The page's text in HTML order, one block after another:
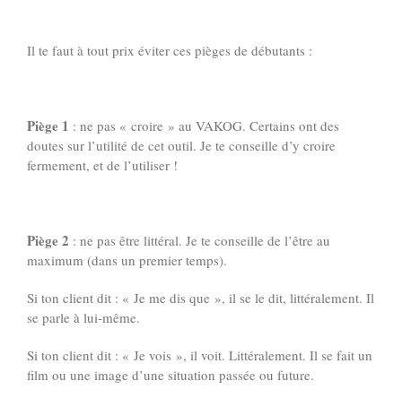
Il te faut à tout prix éviter ces pièges de débutants :
Piège 1 : ne pas « croire » au VAKOG. Certains ont des
doutes sur l’utilité de cet outil. Je te conseille d’y croire
fermement, et de l’utiliser !
Piège 2 : ne pas être littéral. Je te conseille de l’être au
maximum (dans un premier temps).
Si ton client dit : « Je me dis que », il se le dit, littéralement. Il
se parle à lui-même.
Si ton client dit : « Je vois », il voit. Littéralement. Il se fait un
film ou une image d’une situation passée ou future.